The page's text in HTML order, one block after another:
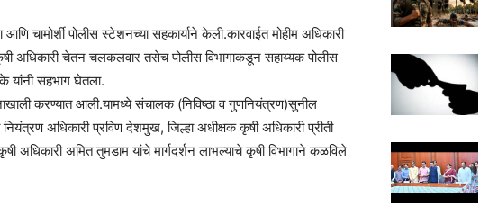
चामोर्शी पोलीस स्टेशनच्या सहकार्याने केली.कारवाईत मोहीम अधिकारी
अधिकारी चेतन चलकलवार तसेच पोलीस विभागाकडून सहाय्यक पोलीस
यांनी सहभाग घेतला.
करण्यात आली.यामध्ये संचालक (निविष्ठा व गुणनियंत्रण)सुनील
अधिकारी प्रविण देशमुख, जिल्हा अधीक्षक कृषी अधिकारी प्रीती
अमित तुमडाम यांचे मार्गदर्शन लाभल्याचे कृषी विभागाने कळविले